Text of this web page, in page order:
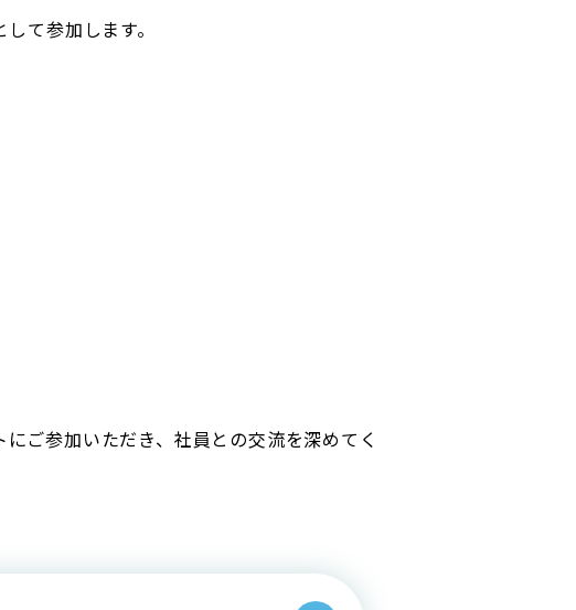
て参加します。
ご参加いただき、社員との交流を深めてく